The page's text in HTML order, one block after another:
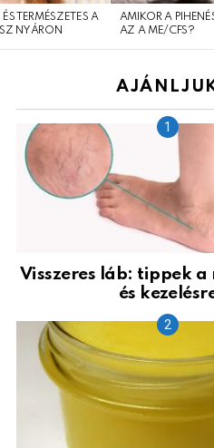
TERMÉSZETES A
NYÁRON
AMIKOR A
AZ A ME/CFS?
Visszeres láb: tippek a
és